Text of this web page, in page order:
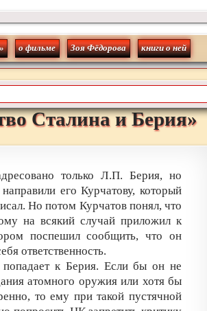
о фильме Зоя Фёдорова книги о ней
Сталина и Берия»
только Л.П. Берия, но
его Курчатову, который
Но потом Курчатов понял, что
на всякий случай приложил к
поспешил сообщить, что он
ответственность.
попадает к Берия. Если бы он не
атомного оружия или хотя бы
то ему при такой пустячной